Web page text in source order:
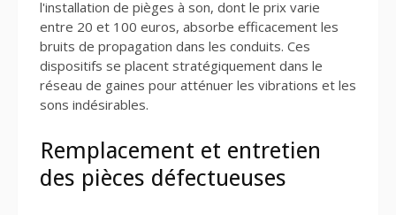
l'installation de pièges à son, dont le prix varie
entre 20 et 100 euros, absorbe efficacement les
bruits de propagation dans les conduits. Ces
dispositifs se placent stratégiquement dans le
réseau de gaines pour atténuer les vibrations et les
sons indésirables.
Remplacement et entretien
des pièces défectueuses